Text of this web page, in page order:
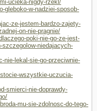
ucieka-nigdy-rzekl/
gleboko-w-nadziei-sposob-
ze-jestem-bardzo-zajety-
on-nie-pragnie/
poki-nie-go-ze-jest-
niedajacych-
nie-lekal-sie-go-przeciwnie-
wszystkie-uczucia-
smierci-nie-doprawdy-
mu-sie-zdolnosc-do-tego-